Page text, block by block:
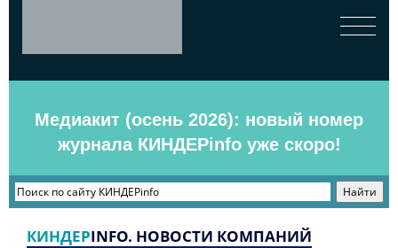
Медиакит (осень 2026): новый номер
журнала КИНДЕРinfo уже скоро!
КИНДЕРINFO. НОВОСТИ КОМПАНИЙ